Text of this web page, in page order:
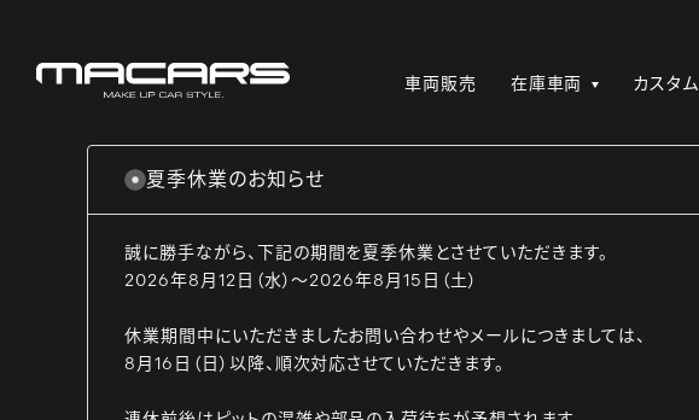
車両販売 在庫車両 カスタム
夏季休業のお知らせ
誠に勝手ながら、下記の期間を夏季休業とさせていただきます。
2026年8月12日（水）～2026年8月15日（土）
休業期間中にいただきましたお問い合わせやメールにつきましては、
8月16日（日）以降、順次対応させていただきます。